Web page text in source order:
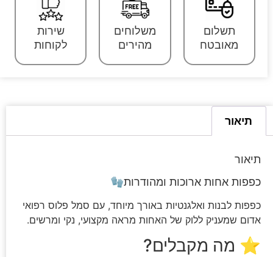
תשלום
מאובטח
משלוחים
מהירים
שירות
לקוחות
תיאור
תיאור
כפפות אחות ארוכות ומהודרות🧤
כפפות לבנות ואלגנטיות באורך מיוחד, עם סמל פלוס רפואי
אדום שמעניק ללוק של האחות מראה מקצועי, נקי ומרשים.
⭐ מה מקבלים?